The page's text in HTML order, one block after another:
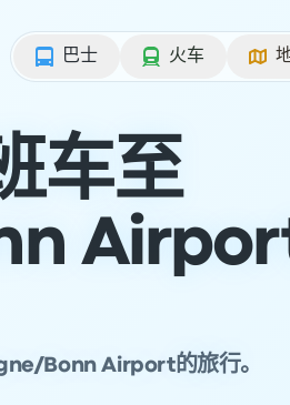
巴士
火车
车至
Bonn Airport的旅行。